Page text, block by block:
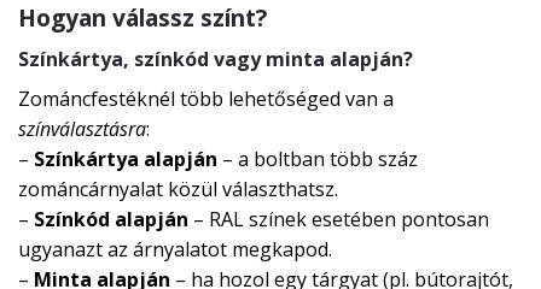
Hogyan válassz színt?
Színkártya, színkód vagy minta alapján?
Zománcfestéknél több lehetőséged van a
színválasztásra:
– Színkártya alapján – a boltban több száz
zománcárnyalat közül választhatsz.
– Színkód alapján – RAL színek esetében pontosan
ugyanazt az árnyalatot megkapod.
– Minta alapján – ha hozol egy tárgyat (pl. bútorajtót,